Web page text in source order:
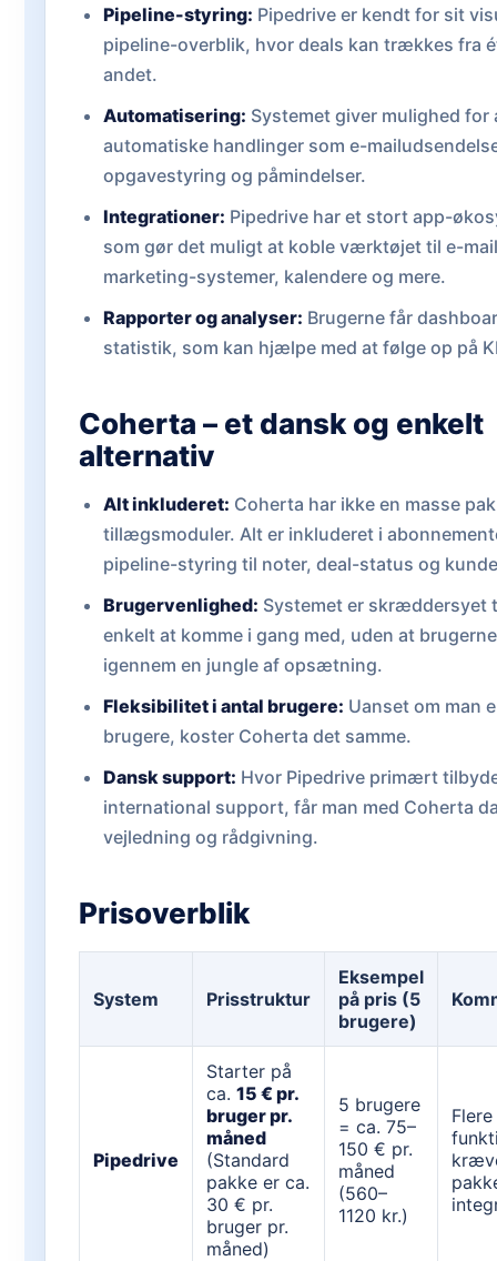
Pipeline-styring: Pipedrive er kendt for sit
pipeline-overblik, hvor deals kan trækkes fra
andet.
Automatisering: Systemet giver mulighed
automatiske handlinger som e-
opgavestyring og påmindelser.
Integrationer: Pipedrive har et stort app-
som gør det muligt at koble værktøjet til e-
marketing-systemer, kalendere og mere.
Rapporter og analyser: Brugerne får
statistik, som kan hjælpe med at følge op på
Coherta – et dansk og enkelt
alternativ
Alt inkluderet: Coherta har ikke en masse
tillægsmoduler. Alt er inkluderet i
pipeline-styring til noter, deal-status og
Brugervenlighed: Systemet er skræddersyet
enkelt at komme i gang med, uden at
igennem en jungle af opsætning.
Fleksibilitet i antal brugere: Uanset om man
brugere, koster Coherta det samme.
Dansk support: Hvor Pipedrive primært
international support, får man med Coherta
vejledning og rådgivning.
Prisoverblik
System Prisstruktur
Eksempel
på pris (5
brugere)
Pipedrive
Starter på
ca. 15 € pr.
bruger pr.
måned
(Standard
pakke er ca.
30 € pr.
bruger pr.
måned)
5 brugere
= ca. 75–
150 € pr.
måned
(560–
1120 kr.)
Flere